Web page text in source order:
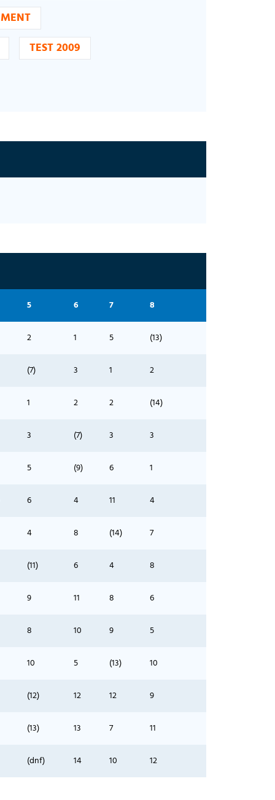
TEST 2009
5 6 7 8
2 1 5 (13)
(7) 3 1 2
1 2 2 (14)
3 (7) 3 3
5 (9) 6 1
6 4 11 4
4 8 (14) 7
(11) 6 4 8
9 11 8 6
8 10 9 5
10 5 (13) 10
(12) 12 12 9
(13) 13 7 11
(dnf) 14 10 12